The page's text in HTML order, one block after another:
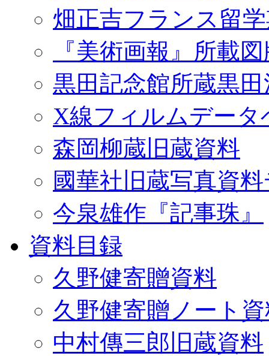
畑正吉フランス留
『美術画報』所載
黒田記念館所蔵黒
X線フィルムデータ
森岡柳蔵旧蔵資料
國華社旧蔵写真資
今泉雄作『記事珠』
資料目録
久野健寄贈資料
久野健寄贈ノート
中村傳三郎旧蔵資料